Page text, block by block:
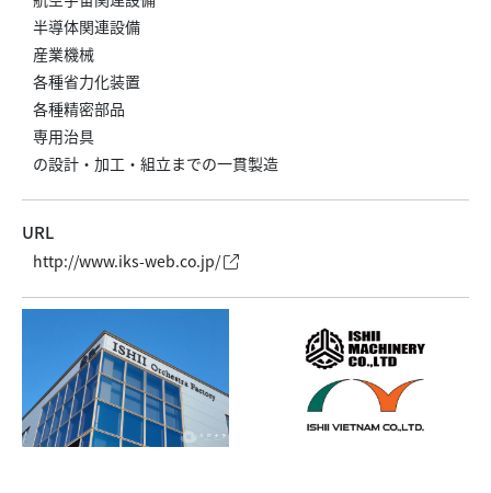
半導体関連設備
産業機械
各種省力化装置
各種精密部品
専用治具
の設計・加工・組立までの一貫製造
URL
http://www.iks-web.co.jp/